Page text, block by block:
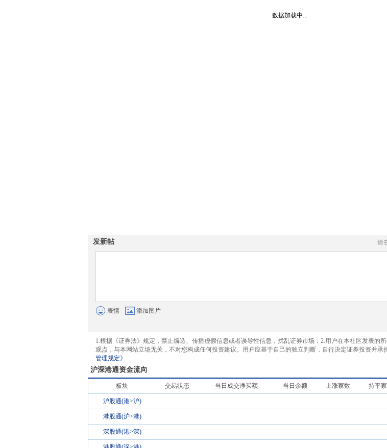
发新帖 请
表情 添加图片
1.根据《证券法》规定，禁止编造、传播虚假信息或者误导性信息，扰乱证券市场；2.用户在本社区发表的
观点，与本网站立场无关，不对您构成任何投资建议。用户应基于自己的独立判断，自行决定证券投资并承
管理规定》
沪深港通资金流向
板块 交易状态 当日成交净买额 当日余额 上涨家数 持平
沪股通(港>沪)
港股通(沪>港)
深股通(港>深)